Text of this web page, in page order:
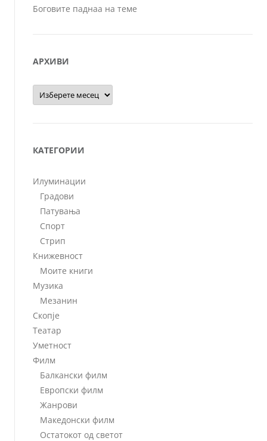
Боговите паднаа на теме
АРХИВИ
Архиви
КАТЕГОРИИ
Илуминации
Градови
Патувања
Спорт
Стрип
Книжевност
Моите книги
Музика
Мезанин
Скопје
Театар
Уметност
Филм
Балкански филм
Европски филм
Жанрови
Македонски филм
Остатокот од светот